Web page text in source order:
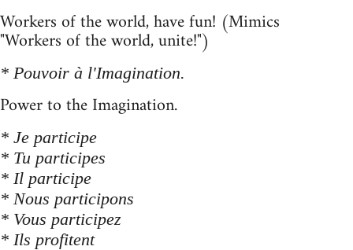
Workers of the world, have fun! (Mimics
"Workers of the world, unite!")
* Pouvoir à l'Imagination.
Power to the Imagination.
* Je participe
* Tu participes
* Il participe
* Nous participons
* Vous participez
* Ils profitent